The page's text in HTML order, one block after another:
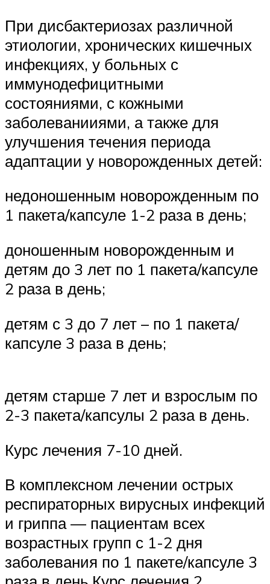
При дисбактериозах различной
этиологии, хронических кишечных
инфекциях, у больных с
иммунодефицитными
состояниями, с кожными
заболеванииями, а также для
улучшения течения периода
адаптации у новорожденных детей:
недоношенным новорожденным по
1 пакета/капсуле 1-2 раза в день;
доношенным новорожденным и
детям до 3 лет по 1 пакета/капсуле
2 раза в день;
детям с 3 до 7 лет – по 1 пакета/
капсуле 3 раза в день;
детям старше 7 лет и взрослым по
2-3 пакета/капсулы 2 раза в день.
Курс лечения 7-10 дней.
В комплексном лечении острых
респираторных вирусных инфекций
и гриппа — пациентам всех
возрастных групп с 1-2 дня
заболевания по 1 пакете/капсуле 3